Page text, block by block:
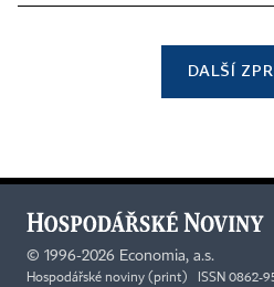
DALŠÍ
© 1996-2026 Economia, a.s.
Hospodářské noviny (print) ISSN 0862-